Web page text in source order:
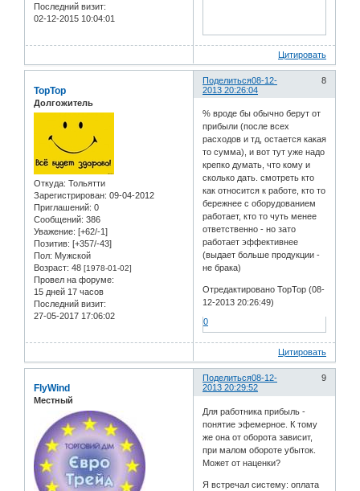
Последний визит:
02-12-2015 10:04:01
Цитировать
Поделиться 8
08-12-
2013 20:26:04
TopTop
Долгожитель
Откуда: Тольятти
Зарегистрирован: 09-04-2012
Приглашений: 0
Сообщений: 386
Уважение: [+62/-1]
Позитив: [+357/-43]
Пол: Мужской
Возраст: 48 [1978-01-02]
Провел на форуме:
15 дней 17 часов
Последний визит:
27-05-2017 17:06:02
% вроде бы обычно берут от
прибыли (после всех
расходов и тд, остается какая
то сумма), и вот тут уже надо
крепко думать, что кому и
сколько дать. смотреть кто
как относится к работе, кто то
бережнее с оборудованием
работает, кто то чуть менее
ответственно - но зато
работает эффективнее
(выдает больше продукции -
не брака)
Отредактировано TopTop (08-
12-2013 20:26:49)
0
Цитировать
Поделиться 9
08-12-
2013 20:29:52
FlyWind
Местный
Для работника прибыль -
понятие эфемерное. К тому
же она от оборота зависит,
при малом обороте убыток.
Может от наценки?
Я встречал систему: оплата